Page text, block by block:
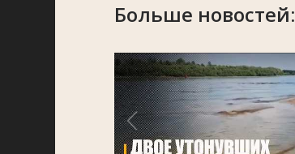
Больше новостей: